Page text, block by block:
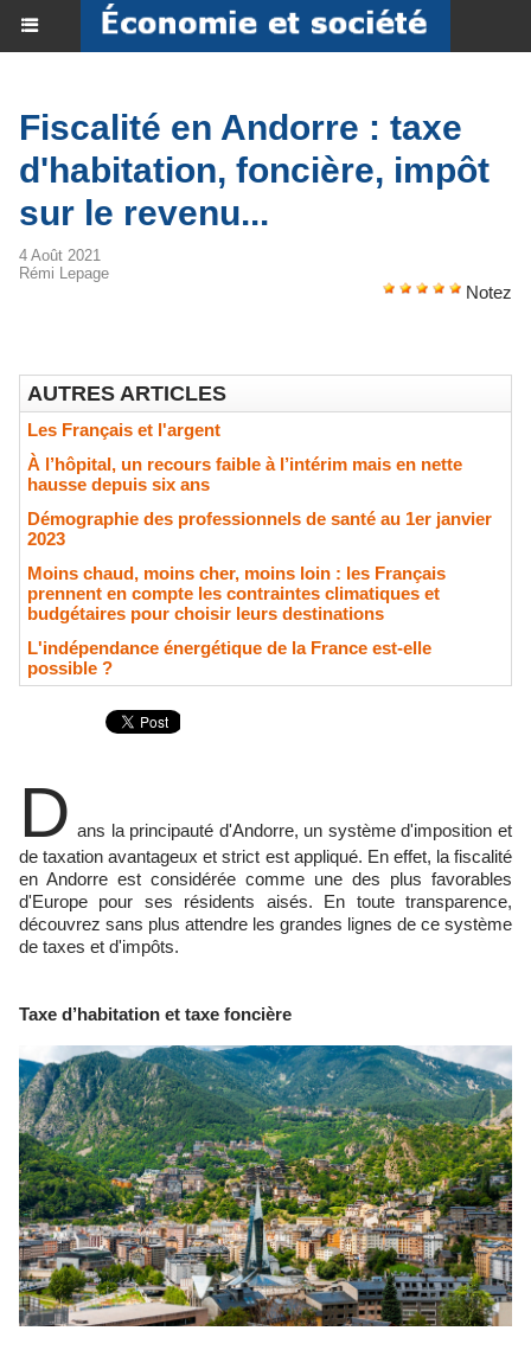
Fiscalité en Andorre : taxe
d'habitation, foncière, impôt
sur le revenu...
4 Août 2021
Rémi Lepage
Notez
AUTRES ARTICLES
Les Français et l'argent
À l’hôpital, un recours faible à l’intérim mais en nette
hausse depuis six ans
Démographie des professionnels de santé au 1er janvier
2023
Moins chaud, moins cher, moins loin : les Français
prennent en compte les contraintes climatiques et
budgétaires pour choisir leurs destinations
L'indépendance énergétique de la France est-elle
possible ?
D ans la principauté d'Andorre, un système d'imposition et
de taxation avantageux et strict est appliqué. En effet, la fiscalité
en Andorre est considérée comme une des plus favorables
d'Europe pour ses résidents aisés. En toute transparence,
découvrez sans plus attendre les grandes lignes de ce système
de taxes et d'impôts.
Taxe d’habitation et taxe foncière